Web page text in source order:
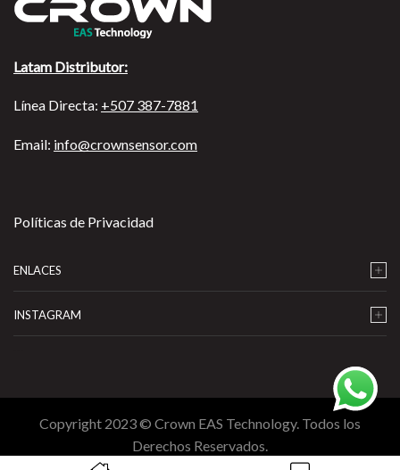
Latam Distributor:
Línea Directa: +507 387-7881
Email: info@crownsensor.com
Políticas de Privacidad
ENLACES
INSTAGRAM
Copyright 2023 © Crown EAS Technology. Todos los
Derechos Reservados.